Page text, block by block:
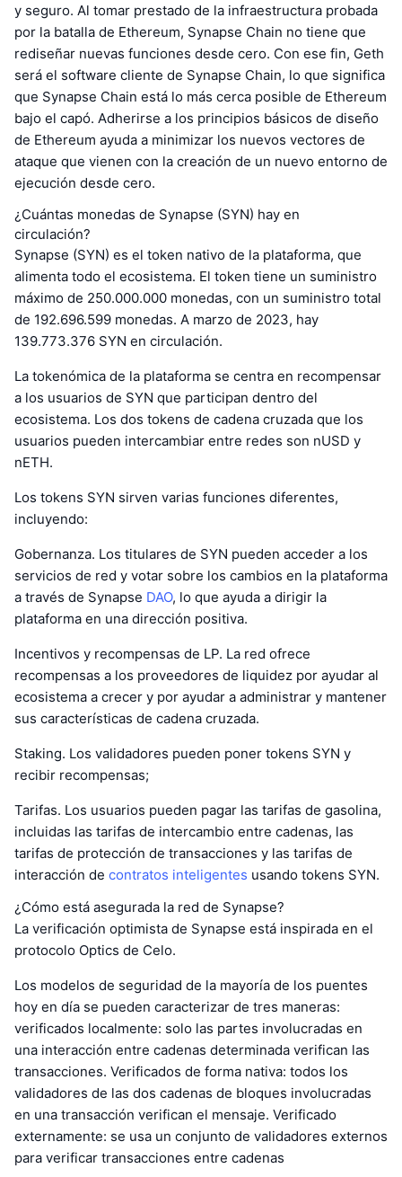
y seguro. Al tomar prestado de la infraestructura probada
por la batalla de Ethereum, Synapse Chain no tiene que
rediseñar nuevas funciones desde cero. Con ese fin, Geth
será el software cliente de Synapse Chain, lo que significa
que Synapse Chain está lo más cerca posible de Ethereum
bajo el capó. Adherirse a los principios básicos de diseño
de Ethereum ayuda a minimizar los nuevos vectores de
ataque que vienen con la creación de un nuevo entorno de
ejecución desde cero.
¿Cuántas monedas de Synapse (SYN) hay en
circulación?
Synapse (SYN) es el token nativo de la plataforma, que
alimenta todo el ecosistema. El token tiene un suministro
máximo de 250.000.000 monedas, con un suministro total
de 192.696.599 monedas. A marzo de 2023, hay
139.773.376 SYN en circulación.
La tokenómica de la plataforma se centra en recompensar
a los usuarios de SYN que participan dentro del
ecosistema. Los dos tokens de cadena cruzada que los
usuarios pueden intercambiar entre redes son nUSD y
nETH.
Los tokens SYN sirven varias funciones diferentes,
incluyendo:
Gobernanza. Los titulares de SYN pueden acceder a los
servicios de red y votar sobre los cambios en la plataforma
a través de Synapse DAO, lo que ayuda a dirigir la
plataforma en una dirección positiva.
Incentivos y recompensas de LP. La red ofrece
recompensas a los proveedores de liquidez por ayudar al
ecosistema a crecer y por ayudar a administrar y mantener
sus características de cadena cruzada.
Staking. Los validadores pueden poner tokens SYN y
recibir recompensas;
Tarifas. Los usuarios pueden pagar las tarifas de gasolina,
incluidas las tarifas de intercambio entre cadenas, las
tarifas de protección de transacciones y las tarifas de
interacción de contratos inteligentes usando tokens SYN.
¿Cómo está asegurada la red de Synapse?
La verificación optimista de Synapse está inspirada en el
protocolo Optics de Celo.
Los modelos de seguridad de la mayoría de los puentes
hoy en día se pueden caracterizar de tres maneras:
verificados localmente: solo las partes involucradas en
una interacción entre cadenas determinada verifican las
transacciones. Verificados de forma nativa: todos los
validadores de las dos cadenas de bloques involucradas
en una transacción verifican el mensaje. Verificado
externamente: se usa un conjunto de validadores externos
para verificar transacciones entre cadenas